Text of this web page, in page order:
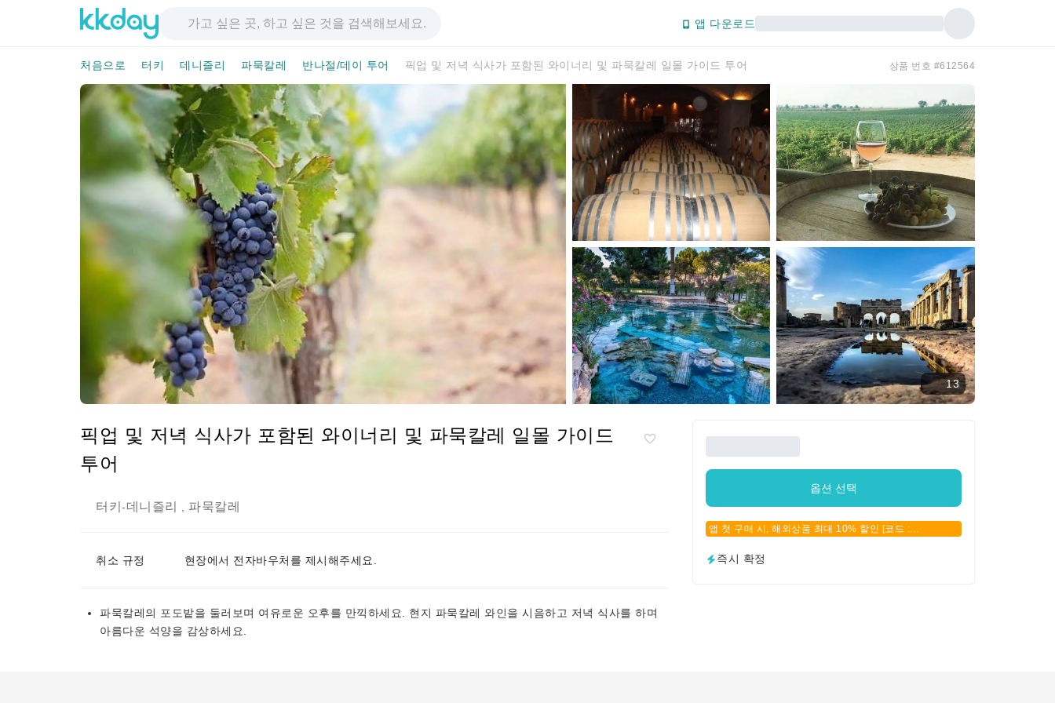
앱 다운로드
처음으로 터키 데니즐리 파묵칼레 반나절/데이 투어 픽업 및 저녁 식사가 포함된 와이너리 및 파묵칼레 일몰 가이드 투어 상품 번호 #612564
13
픽업 및 저녁 식사가 포함된 와이너리 및 파묵칼레 일몰 가이드
투어
터키 -데니즐리 파묵칼레
취소 규정 현장에서 전자바우처를 제시해주세요.
파묵칼레의 포도밭을 둘러보며 여유로운 오후를 만끽하세요. 현지 파묵칼레 와인을 시음하고 저녁 식사를 하며
아름다운 석양을 감상하세요.
옵션 선택
앱 첫 구매 시, 해외상품 최대 10% 할인 [코드 :
즉시 확정